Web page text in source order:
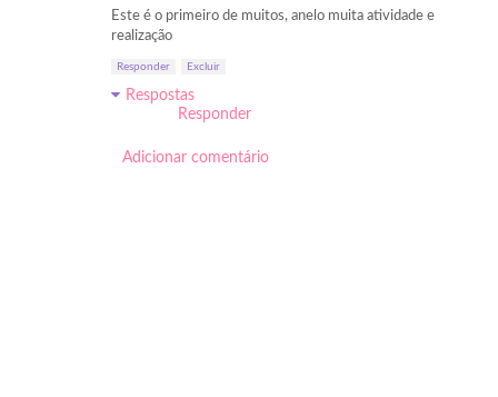
Este é o primeiro de muitos, anelo muita atividade e
realização
Responder Excluir
Respostas
Responder
Adicionar comentário